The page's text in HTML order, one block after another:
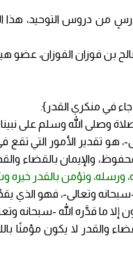
درسٍ من دروس التوحيد،
فوزان الفوزان، عضو هيئة
في منكري القدر}.
وصلى الله وسلم على
، هو تقدير الأمور التي
والإيمان بالقضاء
ورسله، وتؤمن بالقدر خيره
سبحانه وتعالى-، فهو الذي
إلا ما قدَّره الله -سبحانه
والقدر لا يكون مؤمنًا